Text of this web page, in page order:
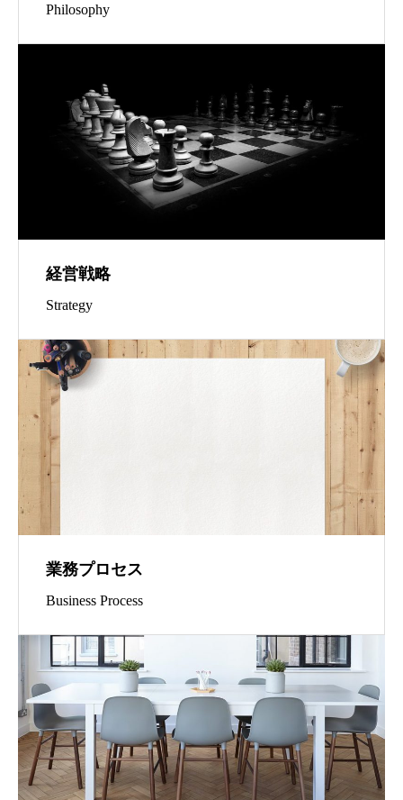
Philosophy
経営戦略
Strategy
業務プロセス
Business Process